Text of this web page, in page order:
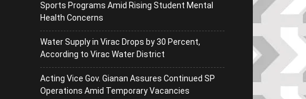
Sports Programs Amid Rising Student Mental
Health Concerns
Water Supply in Virac Drops by 30 Percent,
According to Virac Water District
Acting Vice Gov. Gianan Assures Continued SP
Operations Amid Temporary Vacancies